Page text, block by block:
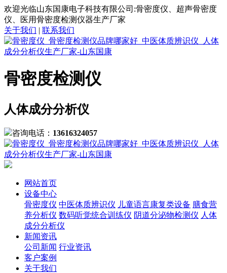
欢迎光临山东国康电子科技有限公司:骨密度仪、超声骨密度
仪、医用骨密度检测仪器生产厂家
关于我们 | 联系我们
骨密度检测仪
人体成分分析仪
咨询电话： 13616324057
网站首页
设备中心
骨密度仪 中医体质辨识仪 儿童语言康复类设备 膳食营
养分析仪 数码听觉统合训练仪 阴道分泌物检测仪 人体
成分分析仪
新闻资讯
公司新闻 行业资讯
客户案例
关于我们